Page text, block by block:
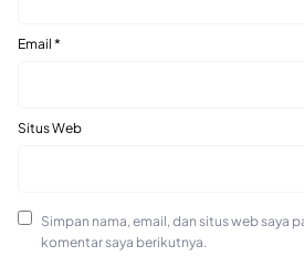
Email *
Situs Web
Simpan nama, email, dan situs web saya
komentar saya berikutnya.